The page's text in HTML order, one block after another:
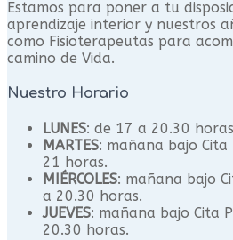
Estamos para poner a tu
aprendizaje interior y nuestros
como Fisioterapeutas para
camino de Vida.
Nuestro Horario
LUNES: de 17 a 20.30
MARTES: mañana bajo
21 horas.
MIÉRCOLES: mañana bajo
a 20.30 horas.
JUEVES: mañana bajo Cita
20.30 horas.